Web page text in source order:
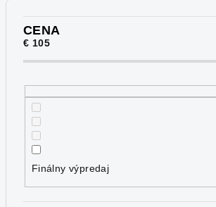
CENA
€ 105
Finálny výpredaj